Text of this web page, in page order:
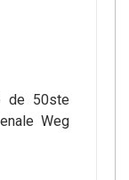
de 50ste
Weg